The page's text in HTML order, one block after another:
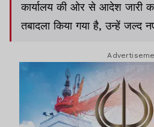
कार्यालय की ओर से आदेश जारी
तबादला किया गया है, उन्हें जल्द